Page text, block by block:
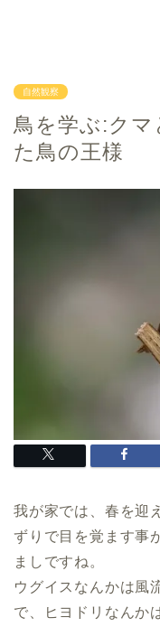
自然観察
鳥を学ぶ:クマ
た鳥の王様
我が家では、春を迎
ずりで目を覚ます事
ましですね。
ウグイスなんかは風
で、ヒヨドリなんか